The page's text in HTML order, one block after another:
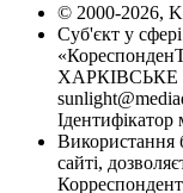
© 2000-2026,
Суб'єкт у
ХАРКІВСЬКЕ
Ідентифікатор
Використання
сайті,